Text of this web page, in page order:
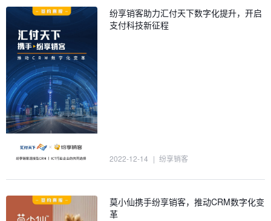
纷享销客助力汇付天下数字化提升，开启
支付科技新征程
2022-12-14 | 纷享销客
莫小仙携手纷享销客，推动CRM数字化变
革